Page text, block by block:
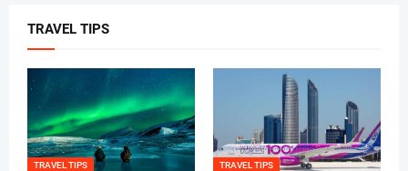
TRAVEL TIPS
TRAVEL TIPS TRAVEL TIPS